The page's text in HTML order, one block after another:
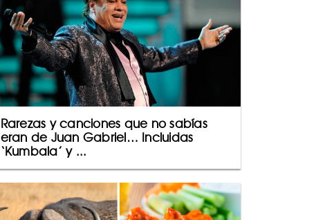
Rarezas y canciones que no sabías
eran de Juan Gabriel… Incluidas
‘Kumbala’ y ...